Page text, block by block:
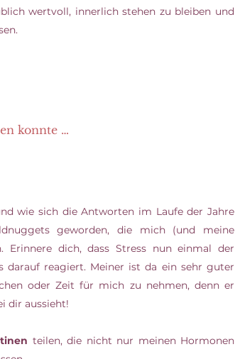
wertvoll, innerlich stehen zu bleiben und
konnte …
wie sich die Antworten im Laufe der Jahre
geworden, die mich (und meine
darauf reagiert. Meiner ist da ein sehr guter
oder Zeit für mich zu nehmen, denn er
dir aussieht!
teilen, die nicht nur meinen Hormonen